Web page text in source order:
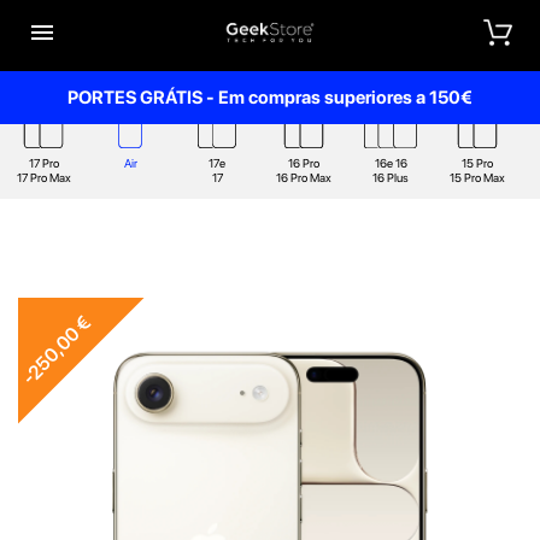

PORTES GRÁTIS - Em compras superiores a 150€
17 Pro
17 Pro Max
Air
17e
17
16 Pro
16 Pro Max
16e 16
16 Plus
15 Pro
15 Pro Max
-250,00 €